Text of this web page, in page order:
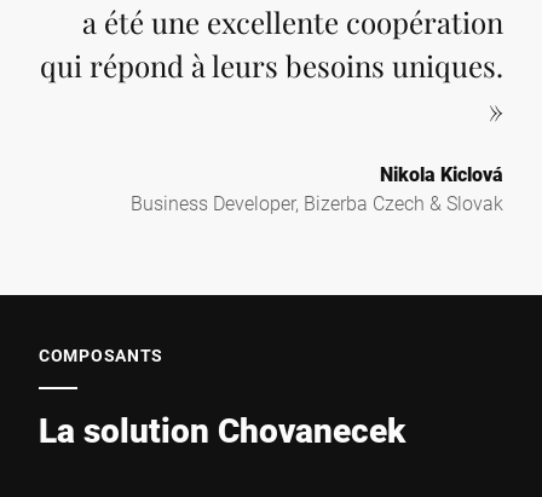
a été une excellente coopération
qui répond à leurs besoins uniques.
»
Nikola Kiclová
Business Developer, Bizerba Czech & Slovak
COMPOSANTS
La solution Chovanecek